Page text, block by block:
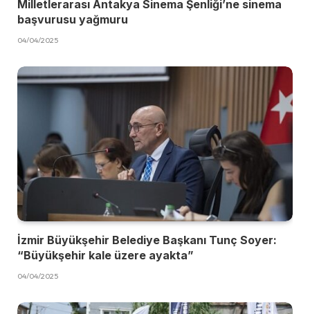
Milletlerarası Antakya Sinema Şenliği’ne sinema
başvurusu yağmuru
04/04/2025
İzmir Büyükşehir Belediye Başkanı Tunç Soyer:
“Büyükşehir kale üzere ayakta”
04/04/2025